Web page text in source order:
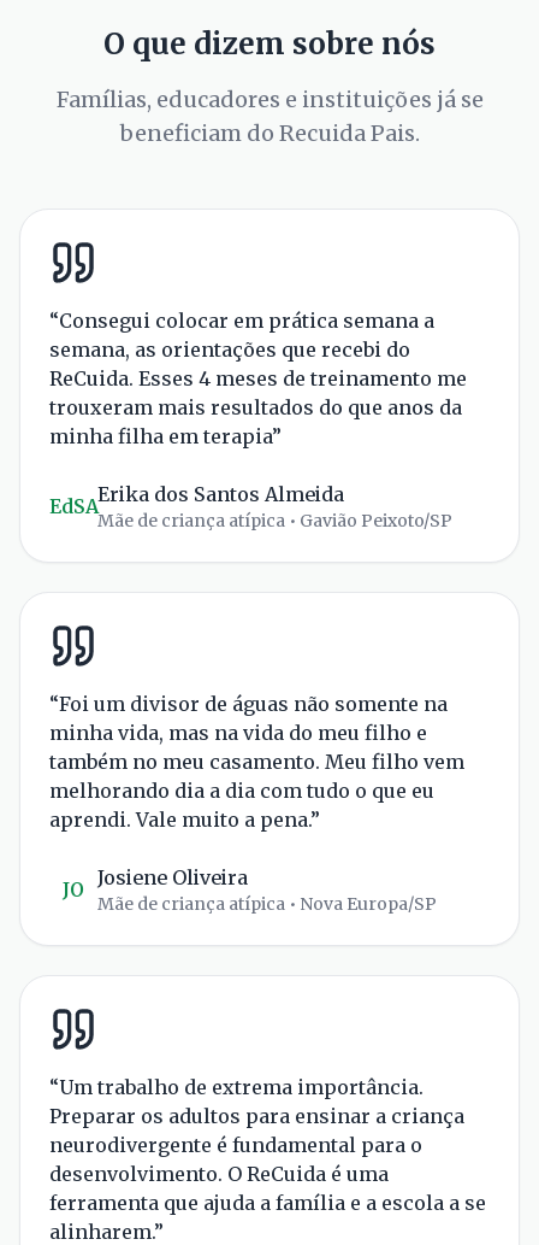
O que dizem sobre nós
Famílias, educadores e instituições já se
beneficiam do Recuida Pais.
“Consegui colocar em prática semana a
semana, as orientações que recebi do
ReCuida. Esses 4 meses de treinamento me
trouxeram mais resultados do que anos da
minha filha em terapia”
EdSAErika dos Santos Almeida
Mãe de criança atípica • Gavião Peixoto/SP
“Foi um divisor de águas não somente na
minha vida, mas na vida do meu filho e
também no meu casamento. Meu filho vem
melhorando dia a dia com tudo o que eu
aprendi. Vale muito a pena.”
JO Josiene Oliveira
Mãe de criança atípica • Nova Europa/SP
“Um trabalho de extrema importância.
Preparar os adultos para ensinar a criança
neurodivergente é fundamental para o
desenvolvimento. O ReCuida é uma
ferramenta que ajuda a família e a escola a se
alinharem.”